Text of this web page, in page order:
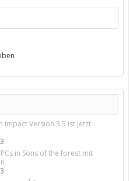
Impact Version 3.5 ist jetzt
in Sons of the forest mit